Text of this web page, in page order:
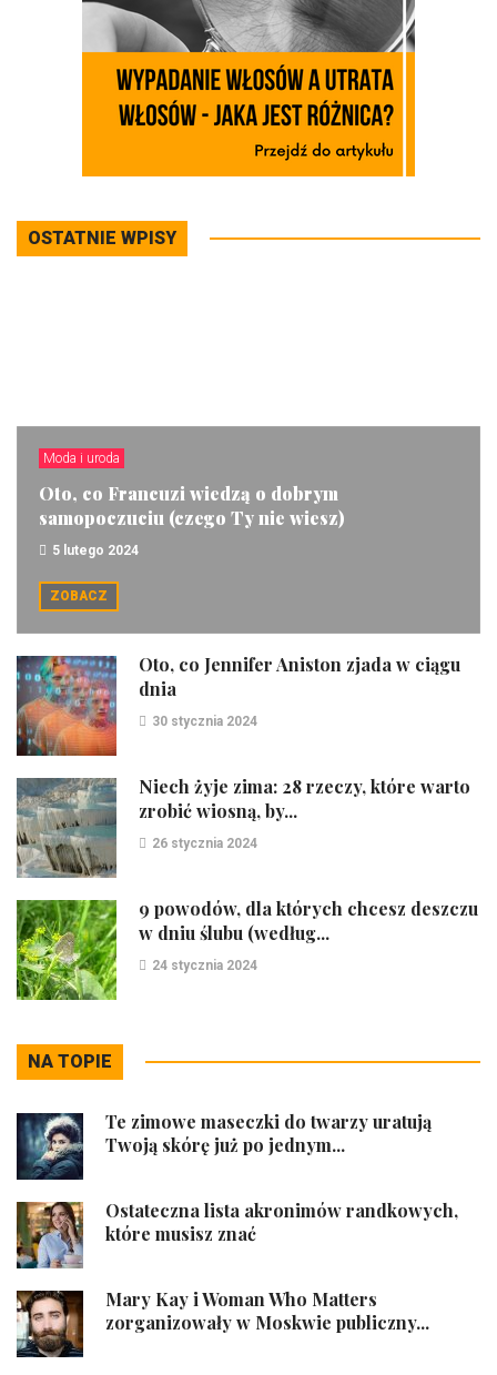
OSTATNIE WPISY
Moda i uroda
Oto, co Francuzi wiedzą o dobrym
samopoczuciu (czego Ty nie wiesz)
5 lutego 2024
ZOBACZ
Oto, co Jennifer Aniston zjada w ciągu
dnia
30 stycznia 2024
Niech żyje zima: 28 rzeczy, które warto
zrobić wiosną, by...
26 stycznia 2024
9 powodów, dla których chcesz deszczu
w dniu ślubu (według...
24 stycznia 2024
NA TOPIE
Te zimowe maseczki do twarzy uratują
Twoją skórę już po jednym...
Ostateczna lista akronimów randkowych,
które musisz znać
Mary Kay i Woman Who Matters
zorganizowały w Moskwie publiczny...